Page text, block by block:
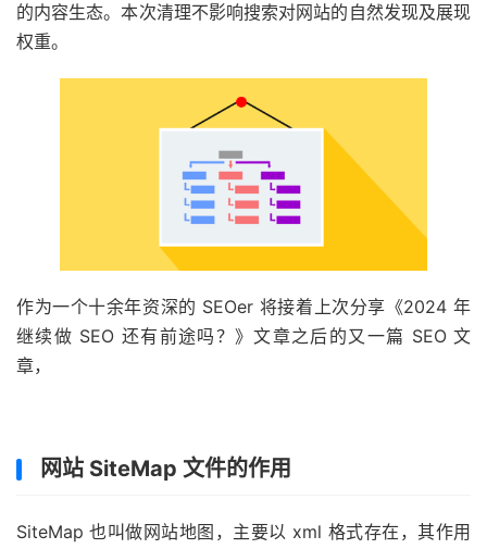
的内容生态。本次清理不影响搜索对网站的自然发现及展现
权重。
作为一个十余年资深的 SEOer 将接着上次分享《2024 年
继续做 SEO 还有前途吗？》文章之后的又一篇 SEO 文
章，
网站 SiteMap 文件的作用
SiteMap 也叫做网站地图，主要以 xml 格式存在，其作用